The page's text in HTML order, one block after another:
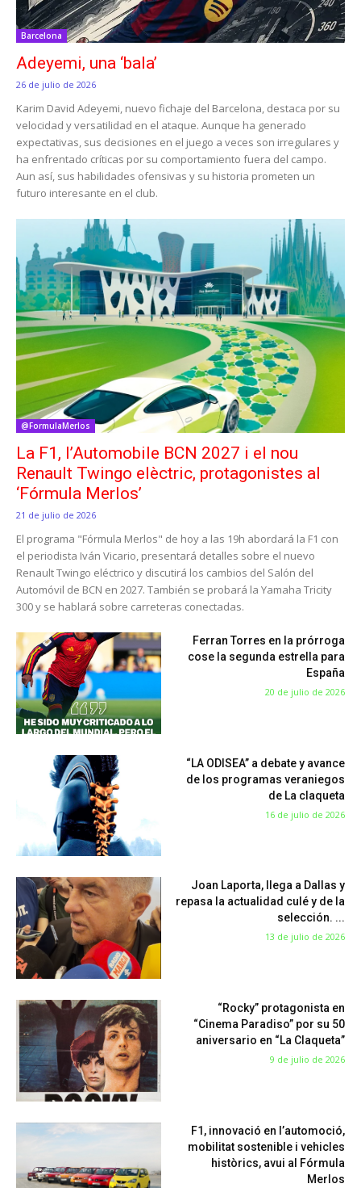
Barcelona
Adeyemi, una ‘bala’
26 de julio de 2026
Karim David Adeyemi, nuevo fichaje del Barcelona, destaca por su
velocidad y versatilidad en el ataque. Aunque ha generado
expectativas, sus decisiones en el juego a veces son irregulares y
ha enfrentado críticas por su comportamiento fuera del campo.
Aun así, sus habilidades ofensivas y su historia prometen un
futuro interesante en el club.
@FormulaMerlos
La F1, l’Automobile BCN 2027 i el nou
Renault Twingo elèctric, protagonistes al
‘Fórmula Merlos’
21 de julio de 2026
El programa "Fórmula Merlos" de hoy a las 19h abordará la F1 con
el periodista Iván Vicario, presentará detalles sobre el nuevo
Renault Twingo eléctrico y discutirá los cambios del Salón del
Automóvil de BCN en 2027. También se probará la Yamaha Tricity
300 y se hablará sobre carreteras conectadas.
Ferran Torres en la prórroga
cose la segunda estrella para
España
20 de julio de 2026
“LA ODISEA” a debate y avance
de los programas veraniegos
de La claqueta
16 de julio de 2026
Joan Laporta, llega a Dallas y
repasa la actualidad culé y de la
selección. ...
13 de julio de 2026
“Rocky” protagonista en
“Cinema Paradiso” por su 50
aniversario en “La Claqueta”
9 de julio de 2026
F1, innovació en l’automoció,
mobilitat sostenible i vehicles
històrics, avui al Fórmula
Merlos